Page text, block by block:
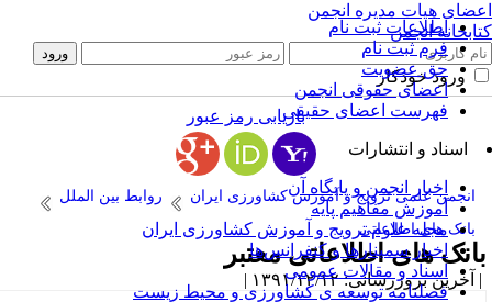
اطلاعات ثبت نام
فرم ثبت نام
حق عضویت
اعضای حقوقی انجمن
فهرست اعضای حقیقی
اسناد و انتشارات
اخبار انجمن و پایگاه آن
آموزش مفاهیم پایه
مجله علوم ترویج و آموزش کشاورزی ایران
اخبار سمینارها و کنفرانس‌ها
اسناد و مقالات عمومی
فصلنامه توسعه ی کشاورزی و محیط زیست
هیات مدیره انجمن
انجمن
ورود خودکار
بازیابی رمز عبور
انجمن علمی ترویج و آموزش کشاورزی ایران
روابط بین الملل
بانک های اطلاعاتی
های اطلاعاتی معتبر
بروزرسانی: ۱۳۹۱/۱۲/۱۲ |